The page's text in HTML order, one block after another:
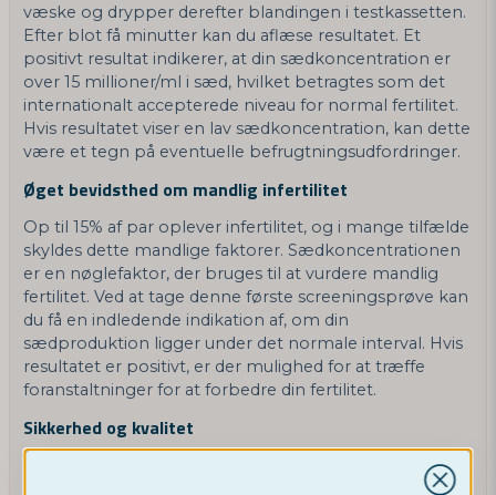
væske og drypper derefter blandingen i testkassetten.
Efter blot få minutter kan du aflæse resultatet. Et
positivt resultat indikerer, at din sædkoncentration er
over 15 millioner/ml i sæd, hvilket betragtes som det
internationalt accepterede niveau for normal fertilitet.
Hvis resultatet viser en lav sædkoncentration, kan dette
være et tegn på eventuelle befrugtningsudfordringer.
Øget bevidsthed om mandlig infertilitet
Op til 15% af par oplever infertilitet, og i mange tilfælde
skyldes dette mandlige faktorer. Sædkoncentrationen
er en nøglefaktor, der bruges til at vurdere mandlig
fertilitet. Ved at tage denne første screeningsprøve kan
du få en indledende indikation af, om din
sædproduktion ligger under det normale interval. Hvis
resultatet er positivt, er der mulighed for at træffe
foranstaltninger for at forbedre din fertilitet.
Sikkerhed og kvalitet
spermatest har en sikkerhed på over 97% ved positive